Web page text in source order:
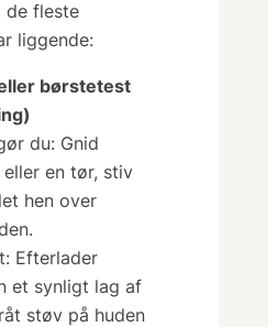
de fleste
liggende:
børstetest
du: Gnid
eller en tør, stiv
hen over
Efterlader
et synligt lag af
støv på huden